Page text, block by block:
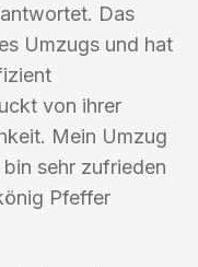
Das
Umzugs und hat
von ihrer
Mein Umzug
sehr zufrieden
Pfeffer